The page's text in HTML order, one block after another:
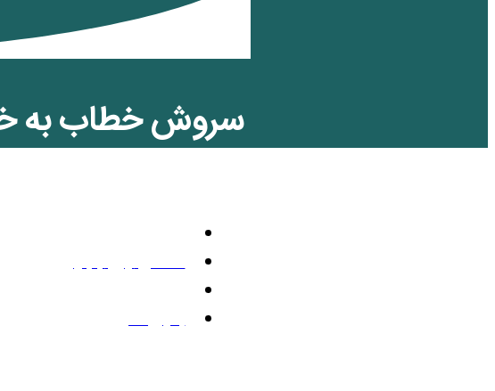
سروش خطاب به
دسامبر 23, 2011
بدون نظر